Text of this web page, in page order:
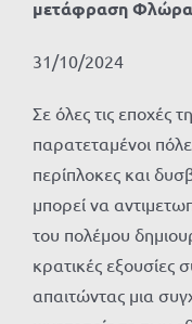
μετάφραση
31/10/2024
Σε όλες τις εποχές
παρατεταμένοι
περίπλοκες και
μπορεί να
του πολέμου
κρατικές εξουσίες
απαιτώντας μια